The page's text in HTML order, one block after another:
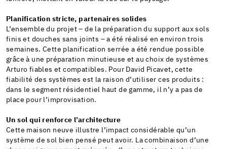
Planification stricte, partenaires solides
L’ensemble du projet – de la préparation du support aux sols
finis et douches sans joints – a été réalisé en environ trois
semaines. Cette planification serrée a été rendue possible
grâce à une préparation minutieuse et au choix de systèmes
Arturo fiables et compatibles. Pour David Picavet, cette
fiabilité des systèmes est la raison d’utiliser ces produits :
dans le segment résidentiel haut de gamme, il n’y a pas de
place pour l’improvisation.
Un sol qui renforce l’architecture
Cette maison neuve illustre l’impact considérable qu’un
système de sol bien pensé peut avoir. La combinaison d’une